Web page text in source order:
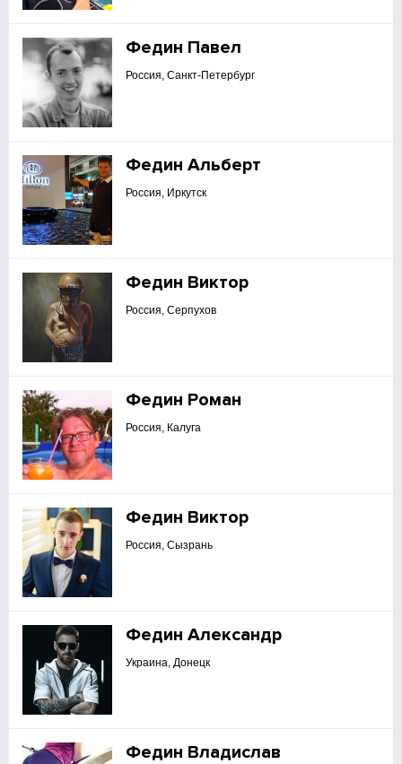
Федин Павел
Россия, Санкт-Петербург
Федин Альберт
Россия, Иркутск
Федин Виктор
Россия, Серпухов
Федин Роман
Россия, Калуга
Федин Виктор
Россия, Сызрань
Федин Александр
Украина, Донецк
Федин Владислав